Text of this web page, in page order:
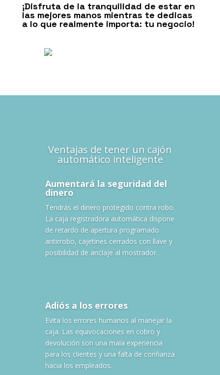
¡Disfruta de la tranquilidad de estar en
las mejores manos mientras te dedicas
a lo que realmente importa: tu negocio!
Ventajas de tener un cajón
automático inteligente
Aumentará la seguridad del
dinero
Tendrás el dinero protegido contra robo.
La caja registradora automática dispone
de retardo de apertura programado
antirrobo, cajetines cerrados con llave y
posibilidad de anclaje al mostrador.
Adiós a los errores
Evita los errores humanos al manejar la
caja. Las equivocaciones en cobro y
devolución son una mala experiencia
para los clientes y una falta de confianza
hacia los empleados.